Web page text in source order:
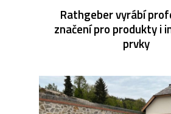
Rathgeber vyrábí
značení pro produkty i
prvky